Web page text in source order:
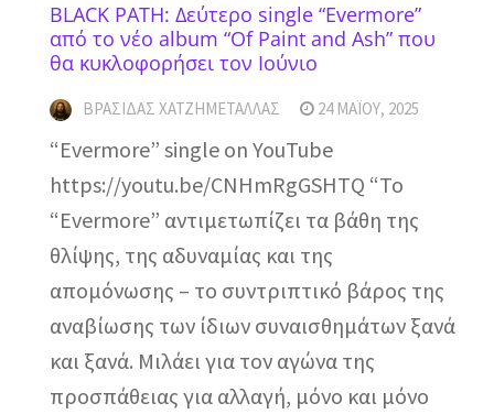
BLACK PATH: Δεύτερο single “Evermore”
από το νέο album “Of Paint and Ash” που
θα κυκλοφορήσει τον Ιούνιο
ΒΡΑΣΊΔΑΣ ΧΑΤΖΗΜΕΤΑΛΛΆΣ 24 ΜΑΪ́ΟΥ, 2025
“Evermore” single on YouTube
https://youtu.be/CNHmRgGSHTQ “Το
“Evermore” αντιμετωπίζει τα βάθη της
θλίψης, της αδυναμίας και της
απομόνωσης – το συντριπτικό βάρος της
αναβίωσης των ίδιων συναισθημάτων ξανά
και ξανά. Μιλάει για τον αγώνα της
προσπάθειας για αλλαγή, μόνο και μόνο